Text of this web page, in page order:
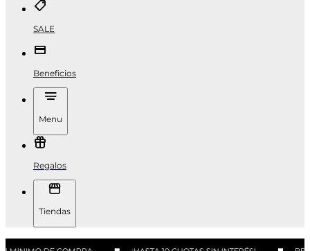
SALE
Beneficios
Menu
Regalos
Tiendas